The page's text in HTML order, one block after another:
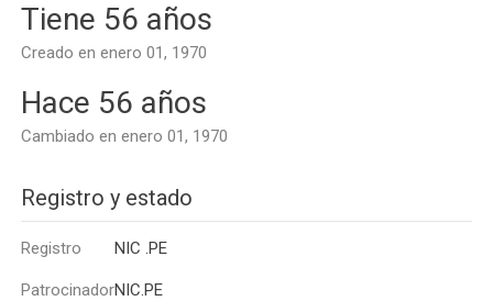
Tiene 56 años
Creado en enero 01, 1970
Hace 56 años
Cambiado en enero 01, 1970
Registro y estado
Registro NIC .PE
PatrocinadorNIC.PE